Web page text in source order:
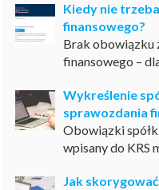
Kiedy nie
finansowego?
Brak obowiązku
finansowego –
Wykreślenie
sprawozdania
Obowiązki
wpisany do KRS
Jak